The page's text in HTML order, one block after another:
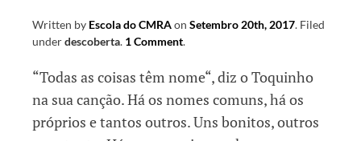
Written by Escola do CMRAon Setembro 20th, 2017. Filed
underdescoberta. 1 Comment.
“Todas as coisas têm nome“, diz o Toquinho
na sua canção. Há os nomes comuns, há os
próprios e tantos outros. Uns bonitos, outros